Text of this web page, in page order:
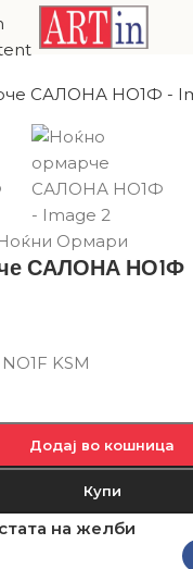
Ормари
САЛОНА НО1Ф
KSM
Додај во кошница
Купи
на желби